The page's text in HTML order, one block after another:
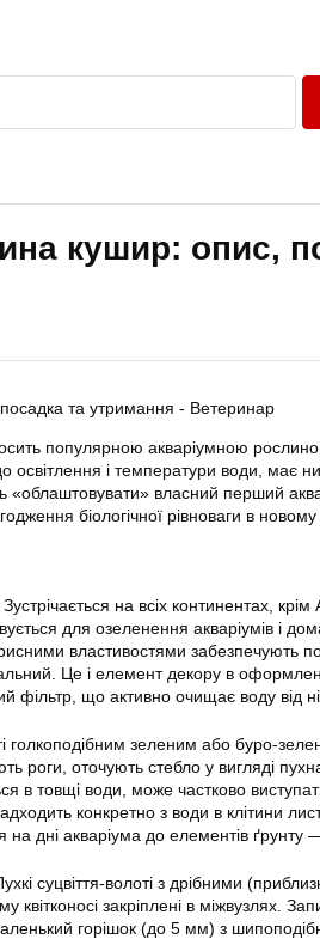
кушир: опис,
популярною акваріумною
і температури води, має
«облаштовувати» власний перший
біологічної рівноваги в новому
на всіх континентах, крім
для озеленення акваріумів і
властивостями забезпечують
Це і елемент декору в
фільтр, що активно очищає воду від
голкоподібним зеленим або буро-
роги, оточують стебло у вигляді
в товщі води, може частково
конкретно з води в клітини
на дні акваріума до елементів ґрунту
суцвіття-волоті з дрібними
квітконосі закріплені в міжвузлях.
горішок (до 5 мм) з